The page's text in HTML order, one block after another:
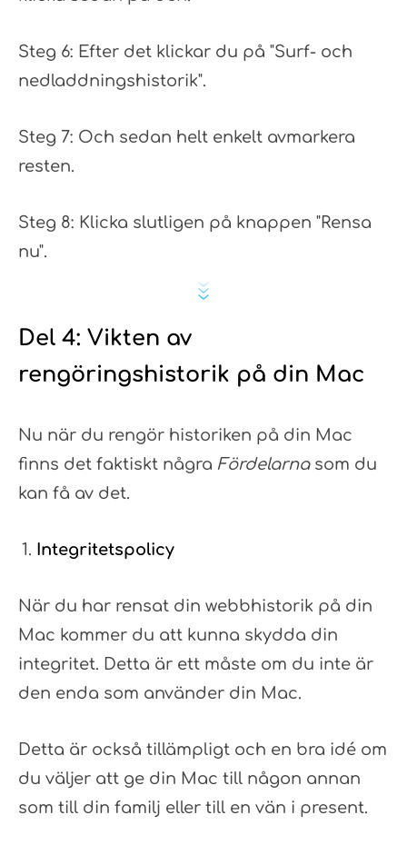
Steg 6: Efter det klickar du på "Surf- och
nedladdningshistorik".
Steg 7: Och sedan helt enkelt avmarkera
resten.
Steg 8: Klicka slutligen på knappen "Rensa
nu".
Del 4: Vikten av
rengöringshistorik på din Mac
Nu när du rengör historiken på din Mac
finns det faktiskt några Fördelarnasom du
kan få av det.
Integritetspolicy
När du har rensat din webbhistorik på din
Mac kommer du att kunna skydda din
integritet. Detta är ett måste om du inte är
den enda som använder din Mac.
Detta är också tillämpligt och en bra idé om
du väljer att ge din Mac till någon annan
som till din familj eller till en vän i present.